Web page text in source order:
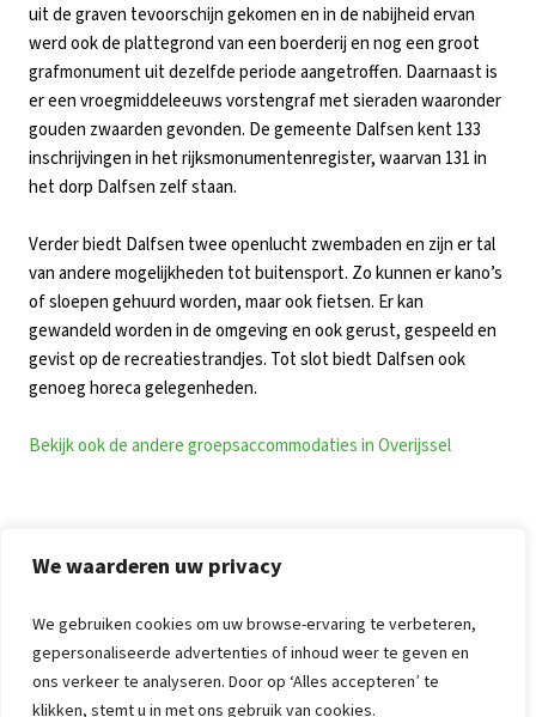
We waarderen uw privacy
We gebruiken cookies om uw browse-ervaring te verbeteren,
gepersonaliseerde advertenties of inhoud weer te geven en
ons verkeer te analyseren. Door op ‘Alles accepteren’ te
klikken, stemt u in met ons gebruik van cookies.
uit de graven tevoorschijn gekomen en in de nabijheid ervan
werd ook de plattegrond van een boerderij en nog een groot
grafmonument uit dezelfde periode aangetroffen. Daarnaast is
er een vroegmiddeleeuws vorstengraf met sieraden waaronder
gouden zwaarden gevonden. De gemeente Dalfsen kent 133
inschrijvingen in het rijksmonumentenregister, waarvan 131 in
het dorp Dalfsen zelf staan.
Verder biedt Dalfsen twee openlucht zwembaden en zijn er tal
van andere mogelijkheden tot buitensport. Zo kunnen er kano’s
of sloepen gehuurd worden, maar ook fietsen. Er kan
gewandeld worden in de omgeving en ook gerust, gespeeld en
gevist op de recreatiestrandjes. Tot slot biedt Dalfsen ook
genoeg horeca gelegenheden.
Bekijk ook de andere groepsaccommodaties in Overijssel
De naam Dalfsen komt voor het eerst officieel voor in 1231, maar
stadrechten heeft gekregen. Aan de zuidrand van Dalfsen, vlak
bij de Overijsselse Vecht, staat de Westermolen, een houten
stellingmolen uit 1818. Op de grens met Nieuwleusen staat de
stellingmolen Massier die in 2008 werd gerestaureerd. In 2015